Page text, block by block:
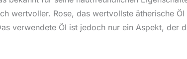
wertvoller. Rose, das wertvollste ätherische
verwendete Öl ist jedoch nur ein Aspekt, der